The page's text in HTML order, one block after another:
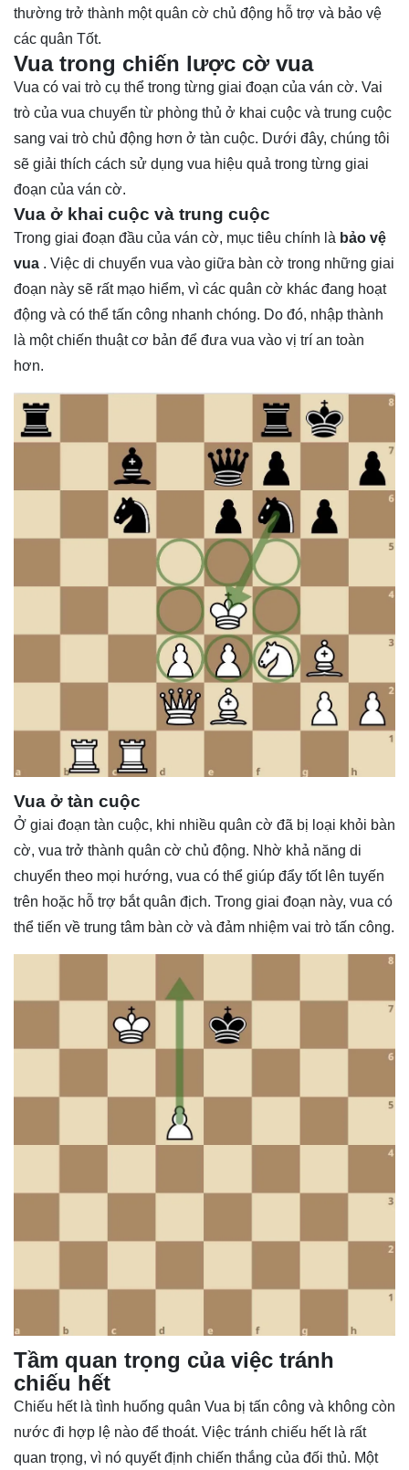
thường trở thành một quân cờ chủ động hỗ trợ và bảo vệ
các quân Tốt.
Vua trong chiến lược cờ vua
Vua có vai trò cụ thể trong từng giai đoạn của ván cờ. Vai
trò của vua chuyển từ phòng thủ ở khai cuộc và trung cuộc
sang vai trò chủ động hơn ở tàn cuộc. Dưới đây, chúng tôi
sẽ giải thích cách sử dụng vua hiệu quả trong từng giai
đoạn của ván cờ.
Vua ở khai cuộc và trung cuộc
Trong giai đoạn đầu của ván cờ, mục tiêu chính là bảo vệ
vua . Việc di chuyển vua vào giữa bàn cờ trong những giai
đoạn này sẽ rất mạo hiểm, vì các quân cờ khác đang hoạt
động và có thể tấn công nhanh chóng. Do đó, nhập thành
là một chiến thuật cơ bản để đưa vua vào vị trí an toàn
hơn.
Vua ở tàn cuộc
Ở giai đoạn tàn cuộc, khi nhiều quân cờ đã bị loại khỏi bàn
cờ, vua trở thành quân cờ chủ động. Nhờ khả năng di
chuyển theo mọi hướng, vua có thể giúp đẩy tốt lên tuyến
trên hoặc hỗ trợ bắt quân địch. Trong giai đoạn này, vua có
thể tiến về trung tâm bàn cờ và đảm nhiệm vai trò tấn công.
Tầm quan trọng của việc tránh
chiếu hết
Chiếu hết là tình huống quân Vua bị tấn công và không còn
nước đi hợp lệ nào để thoát. Việc tránh chiếu hết là rất
quan trọng, vì nó quyết định chiến thắng của đối thủ. Một